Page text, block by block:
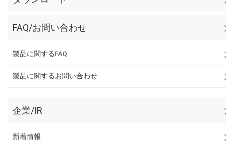
FAQ/お問い合わせ
製品に関するFAQ
製品に関するお問い合わせ
企業/IR
新着情報